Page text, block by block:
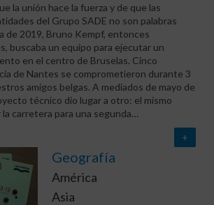
la unión hace la fuerza y de que las
del Grupo SADE no son palabras
de 2019, Bruno Kempf, entonces
buscaba un equipo para ejecutar un
en el centro de Bruselas. Cinco
de Nantes se comprometieron durante 3
amigos belgas. A mediados de mayo de
técnico dio lugar a otro: el mismo
carretera para una segunda…
+
Geografía
América
Asia